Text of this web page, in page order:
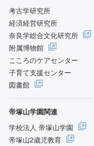
考古学研究所
経済経営研究所
奈良学総合文化研究所
附属博物館
こころのケアセンター
子育て支援センター
図書館
帝塚山学園関連
学校法人 帝塚山学園
帝塚山2歳児教育